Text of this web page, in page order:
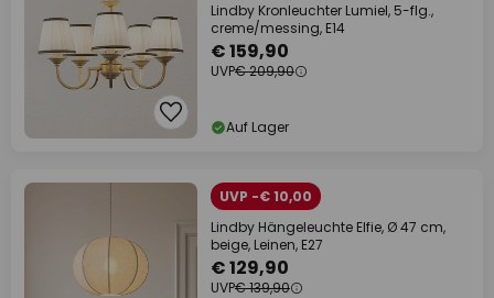
Lindby Kronleuchter Lumiel, 5-flg.,
creme/messing, E14
€ 159,90
UVP€ 209,90
Auf Lager
UVP -€ 10,00
Lindby Hängeleuchte Elfie, Ø 47 cm,
beige, Leinen, E27
€ 129,90
UVP€ 139,90